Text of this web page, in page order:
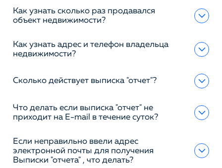
Как узнать сколько раз продавался
объект недвижимости?
Как узнать адрес и телефон владельца
недвижимости?
Сколько действует выписка "отчет"?
Что делать если выписка "отчет" не
приходит на E-mail в течение суток?
Если неправильно ввели адрес
электронной почты для получения
Выписки "отчета" , что делать?